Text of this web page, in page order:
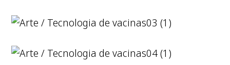
03 (1)
04 (1)